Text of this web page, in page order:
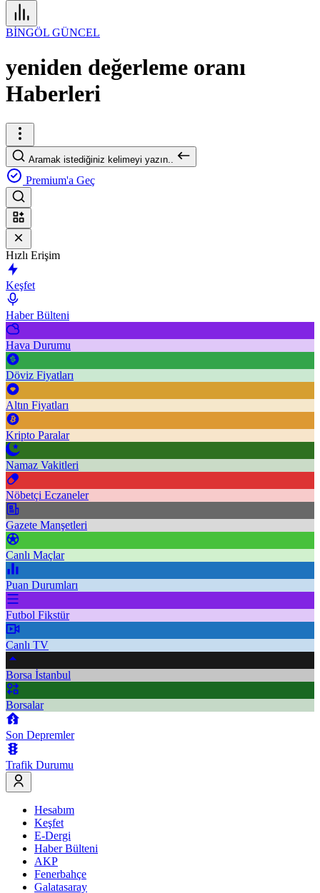
BİNGÖL GÜNCEL
yeniden değerleme oranı
Haberleri
Aramak istediğiniz kelimeyi yazın..
Premium'a Geç
Hızlı Erişim
Keşfet
Haber Bülteni
Hava Durumu
Döviz Fiyatları
Altın Fiyatları
Kripto Paralar
Namaz Vakitleri
Nöbetçi Eczaneler
Gazete Manşetleri
Canlı Maçlar
Puan Durumları
Futbol Fikstür
Canlı TV
Borsa İstanbul
Borsalar
Son Depremler
Trafik Durumu
Hesabım
Keşfet
E-Dergi
Haber Bülteni
AKP
Fenerbahçe
Galatasaray